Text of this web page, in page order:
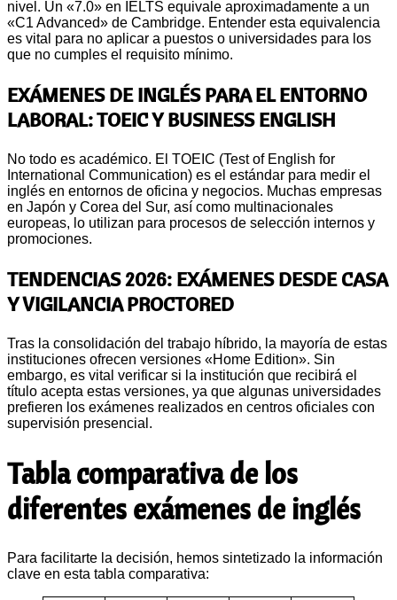
nivel. Un «7.0» en IELTS equivale aproximadamente a un
«C1 Advanced» de Cambridge. Entender esta equivalencia
es vital para no aplicar a puestos o universidades para los
que no cumples el requisito mínimo.
EXÁMENES DE INGLÉS PARA EL ENTORNO
LABORAL: TOEIC Y BUSINESS ENGLISH
No todo es académico. El TOEIC (Test of English for
International Communication) es el estándar para medir el
inglés en entornos de oficina y negocios. Muchas empresas
en Japón y Corea del Sur, así como multinacionales
europeas, lo utilizan para procesos de selección internos y
promociones.
TENDENCIAS 2026: EXÁMENES DESDE CASA
Y VIGILANCIA PROCTORED
Tras la consolidación del trabajo híbrido, la mayoría de estas
instituciones ofrecen versiones «Home Edition». Sin
embargo, es vital verificar si la institución que recibirá el
título acepta estas versiones, ya que algunas universidades
prefieren los exámenes realizados en centros oficiales con
supervisión presencial.
Tabla comparativa de los
diferentes exámenes de inglés
Para facilitarte la decisión, hemos sintetizado la información
clave en esta tabla comparativa: